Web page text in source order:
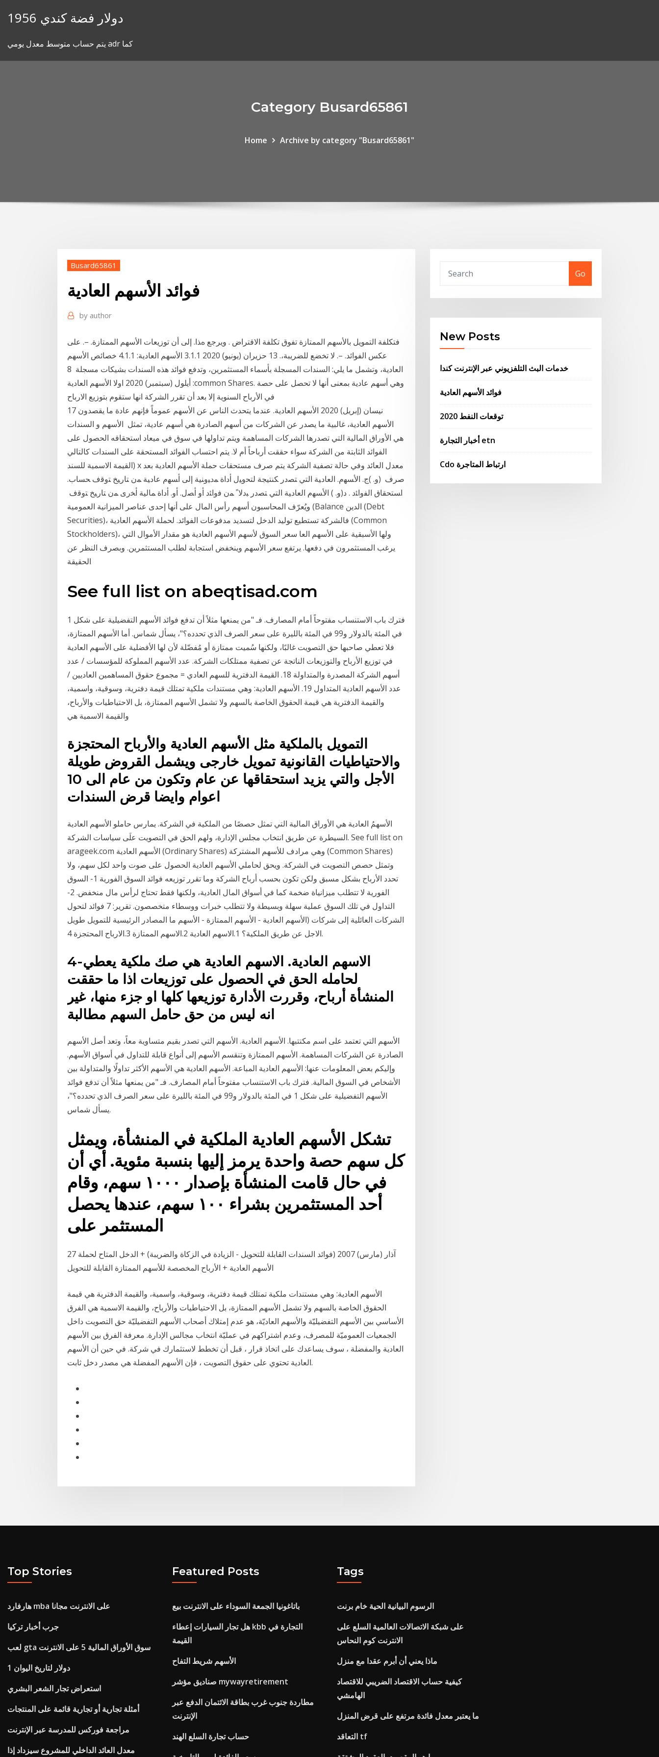
1956 دولار فضة كندي
يتم حساب متوسط ​​معدل يومي adr كما
Category Busard65861
Home Archive by category "Busard65861"
Busard65861
فوائد الأسهم العادية
by author
ﻓﺘﻜﻠﻔﺔ اﻟﺘﻤﻮﻳﻞ ﺑﺎﻷﺳﻬﻢ اﻟﻤﻤﺘﺎزة ﺗﻔﻮق ﺗﻜﻠﻔﺔ اﻻﻗﺘﺮاض . وﻳﺮﺟﻊ هﺬا. إﻟﻰ أن ﺗﻮزﻳﻌﺎت اﻷﺳﻬﻢ اﻟﻤﻤﺘﺎزة. –. ﻋﻠﻰ
ﻋﻜﺲ اﻟﻔﻮاﺋﺪ. –. ﻻ ﺗﺨﻀﻊ ﻟﻠﻀﺮﻳﺒﺔ،. 13 حزيران (يونيو) 2020 3.1.1 الأسهم العادية: 4.1.1 خصائص الأسهم
العادية، وتشمل ما يلي: السندات المسجلة بأسماء المستثمرين، وتدفع فوائد هذه السندات بشيكات مسجلة 8
أيلول (سبتمبر) 2020 اولا الأسهم العادية :common Shares. وهي أسهم عادية بمعنى أنها لا تحصل على حصة
17 نيسان (إبريل) 2020 الأسهم العادية. عندما يتحدث الناس عن الأسهم عموماً فإنهم عادة ما يقصدون
الأسهم العادية، غالبية ما يصدر عن الشركات من أسهم الصادرة هي أسهم عادية، تمثل الأسهم و السندات
هي الأوراق المالية التي تصدرها الشركات المساهمة ويتم تداولها في سوق في ميعاد استحقاقه الحصول على
الفوائد الثابتة من الشركة سواء حققت أرباحاً أم لا. يتم احتساب الفوائد المستحقة على السندات كالتالي
(القيمة الاسمية للسند x معدل العائد وفي حالة تصفية الشركة يتم صرف مستحقات حملة الأسهم العادية بعد
صرف (ﻭ. )ﺝ. ﺍﻷﺴﻬﻡ. ﺍﻟﻌﺎﺩﻴﺔ ﺍﻟﺘﻲ ﺘﺼﺩﺭ ﻜﻨﺘﻴﺠﺔ ﻟﺘﺤﻭﻴل ﺃﺩﺍﺓ ﻤﺩﻴﻭﻨﻴﺔ ﺇﻟﻰ ﺃﺴﻬﻡ ﻋﺎﺩﻴﺔ ﻤﻥ ﺘﺎﺭﻴﺦ ﺘﻭﻗﻑ ﺤﺴﺎﺏ.
ﺍﺴﺘﺤﻘﺎﻕ ﺍﻟﻔﻭﺍﺌﺩ . ﺩ(ﻭ. ) ﺍﻷﺴﻬﻡ ﺍﻟﻌﺎﺩﻴﺔ ﺍﻟﺘﻲ ﺘﺼﺩﺭ ﺒﺩﻻﹰ ﻤﻥ ﻓﻭﺍﺌﺩ ﺃﻭ ﺃﺼل. ﺃﻭ. ﺃﺩﺍﺓ ﻤﺎﻟﻴﺔ ﺃﺨﺭﻯ ﻤﻥ ﺘﺎﺭﻴﺦ ﺘﻭﻗﻑ
ويُعرّف المحاسبون أسهم رأس المال على أنها إحدى عناصر الميزانية العمومية (Balance الدين (Debt
Securities)، فالشركة تستطيع توليد الدخل لتسديد مدفوعات الفوائد. لحملة الأسهم العادية (Common
Stockholders)، ولها الأسبقية على الأسهم العا سعر السوق لأسهم الأسهم العادية هو مقدار الأموال التي
يرغب المستثمرون في دفعها. يرتفع سعر الأسهم وينخفض ​​استجابة لطلب المستثمرين. وبصرف النظر عن
See full list on abeqtisad.com
فترك باب الاستنساب مفتوحاً أمام المصارف. فـ "من يمنعها مثلاً أن تدفع فوائد الأسهم التفضيلية على شكل 1
في المئة بالدولار و99 في المئة بالليرة على سعر الصرف الذي تحدده؟"، يسأل شماس. أما الأسهم الممتازة،
فلا تعطي صاحبها حق التصويت غالبًا، ولكنها سُميت ممتازة أو مُفضّلة لأن لها الأفضلية على الأسهم العادية
في توزيع الأرباح والتوزيعات الناتجة عن تصفية ممتلكات الشركة. عدد الأسهم المملوكة للمؤسسات / عدد
أسهم الشركة المصدرة والمتداولة 18. القيمة الدفترية للسهم العادي = مجموع حقوق المساهمين العاديين /
عدد الأسهم العادية المتداول 19. الأسهم العادية: وهي مستندات ملكية تمتلك قيمة دفترية، وسوقية، واسمية،
والقيمة الدفترية هي قيمة الحقوق الخاصة بالسهم ولا تشمل الأسهم الممتازة، بل الاحتياطيات والأرباح،
والقيمة الاسمية هي
التمويل بالملكية مثل الأسهم العادية والأرباح المحتجزة
والاحتياطيات القانونية تمويل خارجى ويشمل القروض طويلة
الأجل والتي يزيد استحقاقها عن عام وتكون من عام الى 10
اعوام وايضا قرض السندات
الأسهمُ العادية هي الأوراق المالية التي تمثل حصصًا من الملكية في الشركة. يمارس حاملو الأسهم العادية
السيطرة عن طريق انتخاب مجلس الإدارة، ولهم الحق في التصويت علَى سياسات الشركة. See full list on
arageek.com الأسهم العادية (Ordinary Shares) وهي مرادف للأسهم المشتركة (Common Shares)
وتمثل حصص التصويت في الشركة. ويحق لحاملي الأسهم العادية الحصول على صوت واحد لكل سهم، ولا
تحدد الأرباح بشكل مسبق ولكن تكون بحسب أرباح الشركة وما تقرر توزيعه فوائد السوق الفورية 1- السوق
الفورية لا تتطلب ميزانياة ضخمة كما في أسواق المال العادية، ولكنها فقط تحتاج لرأس مال منخفض. 2-
التداول في تلك السوق عملية سهلة وبسيطة ولا تتطلب خبرات ووسطاء متخصصون. تقرير: 7 فوائد لتحول
الشركات العائلية إلى شركات (الأسهم العادية - الأسهم الممتازة - الأسهم ما المصادر الرئيسية للتمويل طويل
الاجل عن طريق الملكية؟ 1.الاسهم العادية 2.الاسهم الممتازة 3.الارباح المحتجزة 4.
4-الاسهم العادية. الاسهم العادية هي صك ملكية يعطي
لحامله الحق في الحصول على توزيعات اذا ما حققت
المنشأة أرباح، وقررت الأدارة توزيعها كلها او جزء منها، غير
انه ليس من حق حامل السهم مطالبة
الأسهم التي تعتمد على اسم مكتتبها. الأسهم العادية. الأسهم التي تصدر بقيم متساوية معاً، وتعد أصل الأسهم
الصادرة عن الشركات المساهمة. الأسهم الممتازة وتنقسم الأسهم إلى أنواع قابلة للتداول في أسواق الأسهم.
وإليكم بعض المعلومات عنها: الأسهم العادية المباعة. الأسهم العادية هي الأسهم الأكثر تداولًا والمتداولة بين
الأشخاص في السوق المالية. فترك باب الاستنساب مفتوحاً أمام المصارف. فـ "من يمنعها مثلاً أن تدفع فوائد
الأسهم التفضيلية على شكل 1 في المئة بالدولار و99 في المئة بالليرة على سعر الصرف الذي تحدده؟"،
يسأل شماس.
تشكل الأسهم العادية الملكية في المنشأة، ويمثل
كل سهم حصة واحدة يرمز إليها بنسبة مئوية. أي أن
في حال قامت المنشأة بإصدار ١٠٠٠ سهم، وقام
أحد المستثمرين بشراء ١٠٠ سهم، عندها يحصل
المستثمر على
27 آذار (مارس) 2007 (فوائد السندات القابلة للتحويل - الزيادة في الزكاة والضريبة) + الدخل المتاح لحملة
الأسهم العادية: وهي مستندات ملكية تمتلك قيمة دفترية، وسوقية، واسمية، والقيمة الدفترية هي قيمة
الحقوق الخاصة بالسهم ولا تشمل الأسهم الممتازة، بل الاحتياطيات والأرباح، والقيمة الاسمية هي الفرق
الأساسي بين الأسهم التفضيليّة والأسهم العاديّة، هو عدم إمتلاك أصحاب الأسهم التفضيليّة حق التصويت داخل
الجمعيات العموميّة للمصرف، وعدم اشتراكهم في عمليّة انتخاب مجالس الإدارة. معرفة الفرق بين الأسهم
العادية والمفضلة ، سوف يساعدك على اتخاذ قرار ، قبل أن تخطط لاستثمارك في شركة. في حين أن الأسهم
العادية تحتوي على حقوق التصويت ، فإن الأسهم المفضلة هي مصدر دخل ثابت.
Go
New Posts
خدمات البث التلفزيوني عبر الإنترنت كندا
فوائد الأسهم العادية
2020 توقعات النفط
أخبار التجارة etn
Cdo ارتباط المتاجرة
Top Stories
هارفارد mba على الانترنت مجانا
جرب أخبار تركيا
لعب gta سوق الأوراق المالية 5 على الانترنت
1 دولار لتاريخ اليوان
استعراض تجار الشعر البشري
أمثلة تجارية أو تجارية قائمة على المنتجات
مراجعة فوركس للمدرسة عبر الإنترنت
معدل العائد الداخلي للمشروع سيزداد إذا
Featured Posts
باتاغونيا الجمعة السوداء على الانترنت بيع
هل تجار السيارات إعطاء kbb التجارة في
القيمة
الأسهم شريط التفاح
صناديق مؤشر mywayretirement
مطاردة جنوب غرب بطاقة الائتمان الدفع عبر
الإنترنت
حساب تجارة السلع الهند
Tags
الرسوم البيانية الحية خام برنت
على شبكة الاتصالات العالمية السلع على
الانترنت كوم النحاس
ماذا يعني أن أبرم عقدا مع منزل
كيفية حساب الاقتصاد الضريبي للاقتصاد
الهامشي
ما يعتبر معدل فائدة مرتفع على قرض المنزل
التعاقد tf